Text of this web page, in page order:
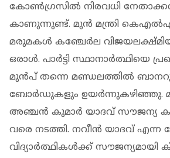
കോണ്‍ഗ്രസില്‍ നിരവധി
കാണുന്നുണ്ട്. മുന്‍ മന്ത്രി
മരുമകള്‍ കഞ്ചേര്‍ല
ഒരാള്‍. പാര്‍ട്ടി സ്ഥാനാര്‍ത്ഥിയെ
മുന്‍പ് തന്നെ മണ്ഡലത്തില്‍
ബോര്‍ഡുകളും ഉയര്‍ന്നുകഴിഞ്ഞു.
അഞ്ചന്‍ കുമാര്‍ യാദവ് സൗജന്യ
വരെ നടത്തി. നവീന്‍ യാദവ് എന്ന
വിദ്യാര്‍ത്ഥികള്‍ക്ക് സൗജന്യമായി